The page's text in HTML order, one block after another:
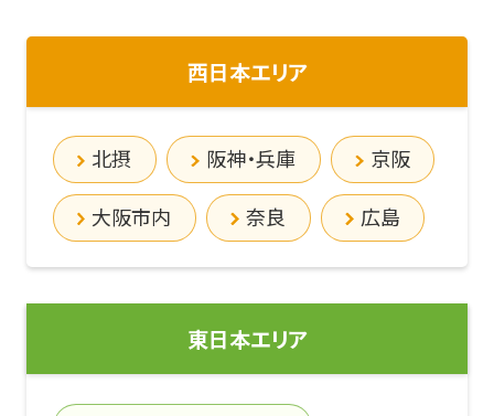
西日本エリア
北摂 阪神・兵庫 京阪
大阪市内 奈良 広島
東日本エリア